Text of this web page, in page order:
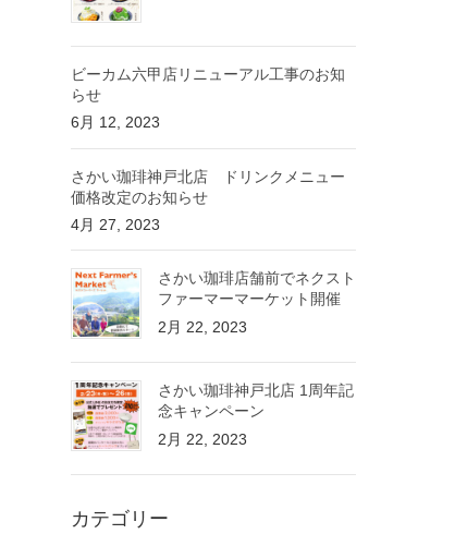
ビーカム六甲店リニューアル工事のお知
らせ
6月 12, 2023
さかい珈琲神戸北店 ドリンクメニュー
価格改定のお知らせ
4月 27, 2023
さかい珈琲店舗前でネクスト
ファーマーマーケット開催
2月 22, 2023
さかい珈琲神戸北店 1周年記
念キャンペーン
2月 22, 2023
カテゴリー